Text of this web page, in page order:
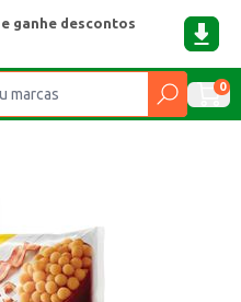
ganhe descontos
0